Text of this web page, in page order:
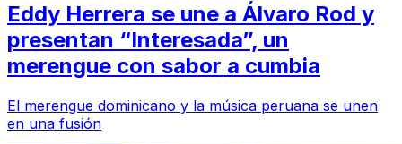
Eddy Herrera se une a Álvaro Rod y
presentan “Interesada”, un
merengue con sabor a cumbia
El merengue dominicano y la música peruana se unen
en una fusión